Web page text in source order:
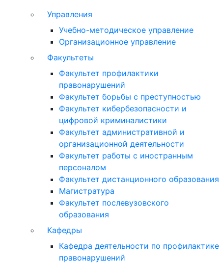
Управления
Учебно-методическое управление
Организационное управление
Факультеты
Факультет профилактики
правонарушений
Факультет борьбы с преступностью
Факультет кибербезопасности и
цифровой криминалистики
Факультет административной и
организационной деятельности
Факультет работы с иностранным
персоналом
Факультет дистанционного образования
Магистратура
Факультет послевузовского
образования
Кафедры
Кафедра деятельности по профилактике
правонарушений